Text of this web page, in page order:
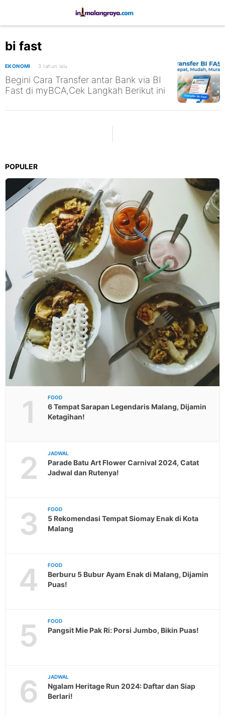
bi fast
EKONOMI 3 tahun lalu
Begini Cara Transfer antar Bank via BI
Fast di myBCA,Cek Langkah Berikut ini
POPULER
1 FOOD
6 Tempat Sarapan Legendaris Malang, Dijamin
Ketagihan!
2 JADWAL
Parade Batu Art Flower Carnival 2024, Catat
Jadwal dan Rutenya!
3 FOOD
5 Rekomendasi Tempat Siomay Enak di Kota
Malang
4 FOOD
Berburu 5 Bubur Ayam Enak di Malang, Dijamin
Puas!
5 FOOD
Pangsit Mie Pak Ri: Porsi Jumbo, Bikin Puas!
6 JADWAL
Ngalam Heritage Run 2024: Daftar dan Siap
Berlari!